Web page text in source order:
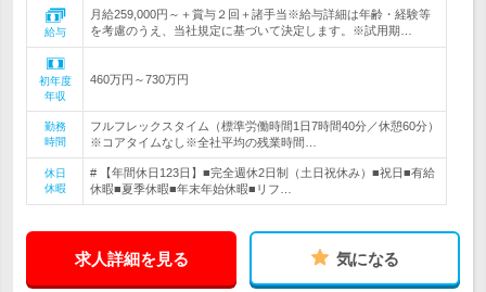
給与
月給259,000円～＋賞与２回＋諸手当※給与詳細は年齢・経験等
を考慮のうえ、当社規定に基づいて決定します。※試用期…
初年度
年収
460万円～730万円
勤務
時間
フルフレックスタイム（標準労働時間1日7時間40分／休憩60分）
※コアタイムなし※全社平均の残業時間…
休日
休暇
# 【年間休日123日】■完全週休2日制（土日祝休み）■祝日■有給
休暇■夏季休暇■年末年始休暇■リフ…
求人詳細を見る 気になる